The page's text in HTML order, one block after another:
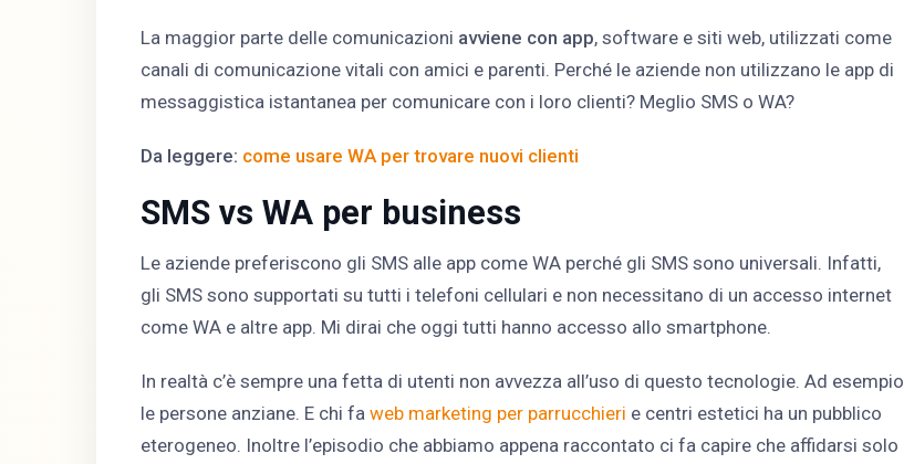
La maggior parte delle comunicazioni avviene con app, software e siti web, utilizzati come
canali di comunicazione vitali con amici e parenti. Perché le aziende non utilizzano le app di
messaggistica istantanea per comunicare con i loro clienti? Meglio SMS o WA?
Da leggere: come usare WA per trovare nuovi clienti
SMS vs WA per business
Le aziende preferiscono gli SMS alle app come WA perché gli SMS sono universali. Infatti,
gli SMS sono supportati su tutti i telefoni cellulari e non necessitano di un accesso internet
come WA e altre app. Mi dirai che oggi tutti hanno accesso allo smartphone.
In realtà c’è sempre una fetta di utenti non avvezza all’uso di questo tecnologie. Ad esempio
le persone anziane. E chi fa web marketing per parrucchieri e centri estetici ha un pubblico
eterogeneo. Inoltre l’episodio che abbiamo appena raccontato ci fa capire che affidarsi solo